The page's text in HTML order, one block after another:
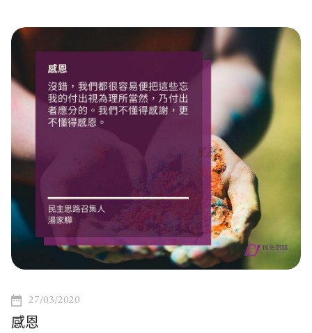
27/03/2020
感恩